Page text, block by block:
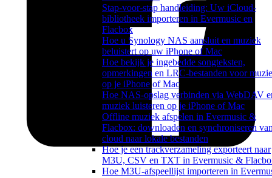
Stap-voor-stap handleiding: Uw iCloud-
bibliotheek importeren in Evermusic en
Flacbox
Hoe u Synology NAS aansluit en muziek
beluistert op uw iPhone of Mac
Hoe bekijk je ingebedde songteksten,
opmerkingen en LRC-bestanden voor
op je iPhone of Mac
Hoe NAS-opslag verbinden via WebDAV
muziek luisteren op je iPhone of Mac
Offline muziek afspelen in Evermusic &
Flacbox: downloaden en synchroniseren
cloud naar lokale bestanden
Hoe je een trackverzameling exporteert naar
M3U, CSV en TXT in Evermusic &
Hoe M3U-afspeellijst importeren in